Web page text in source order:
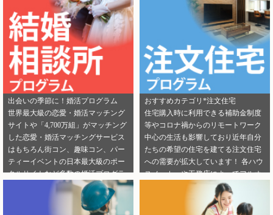
職エージェント（一般求人） ・転職
エージェント（工場求人） ・生理管
理ツール ・不動産（売却） ・不動産
（投資） ・不動産（外壁） ・不動産
（注文住宅） ・引越し ・ランドセル
是非この機会に、新規でご登録いた
だくアフィリエイター様は 「お申込
みはこちら」からご登録時のプロフ
ィール欄に 「独占案件・独占条件の
お知らせ」を見たという旨をご入力
ください。 メディパートナーにご登
録いただいている アフィリエイター
様は「お問い合わせはこちら」から
ご連絡ください。
を浴びています。 弊社では独占案件
や好条件でのご案内が可能になりま
す！ 資料請求からオンライン面談な
ど複数相談方法があり訴求がしやす
いカテゴリにもなります。 ぜひご掲
載のご検討をよろしくお願いしま
す！ ★ 新規でご登録いただくアフィ
リエイター様は 「お申込みはこち
ら」からご登録時のプロフィール欄
に 注目のカテゴリを見たという旨を
ご入力ください。 メディパートナー
にご登録いただいている アフィリエ
イター様は「お問い合わせはこち
ら」から ご連絡ください。
出会いの季節に！婚活プログラム
世界最大級の恋愛・婚活マッチング
サイトや「4,700万組」がマッチング
した恋愛・婚活マッチングサービス
はもちろん街コン、趣味コン、パー
ティーイベントの日本最大級のポー
タルサイトなど多数の婚活プログラ
ムを取り扱っております！ 新規でご
登録いただくアフィリエイター様は
「お申込みはこちら」からご登録時
おすすめカテゴリ*注文住宅
住宅購入時に利用できる補助金制度
等やコロナ禍からのリモートワーク
中心の生活も影響しており近年自分
たちの希望の住宅を建てる注文住宅
への需要が拡大しています！ 各ハウ
スメーカーや工務店によってフルオ
ーダー住宅・セミオーダー住宅など
様々な取扱いがありユーザーの好み
をくみ取って家づくりをサポ―トし